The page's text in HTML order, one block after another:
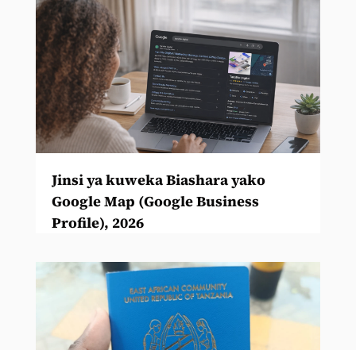
Jinsi ya kuweka Biashara yako
Google Map (Google Business
Profile), 2026